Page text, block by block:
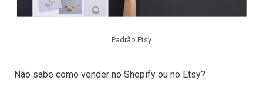
Padrão Etsy
Não sabe como vender no Shopify ou no Etsy?